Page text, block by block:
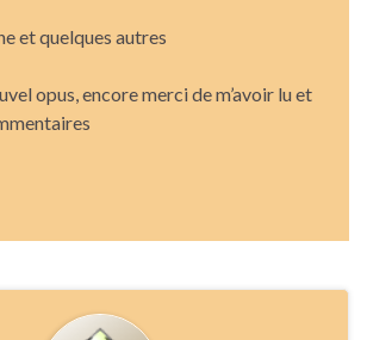
et quelques autres
opus, encore merci de m’avoir lu et